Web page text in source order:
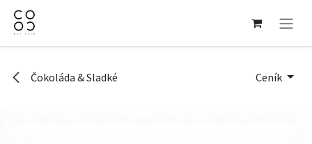
Přejít na obsah
Čokoláda & Sladké Ceník